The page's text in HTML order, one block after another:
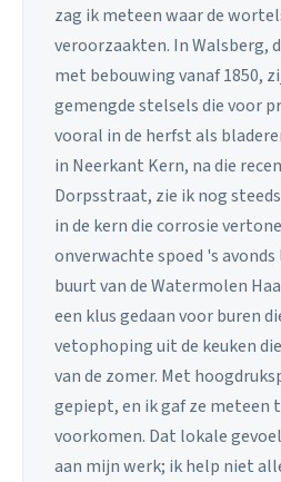
zag ik meteen waar de
veroorzaakten. In Walsberg,
met bebouwing vanaf 1850,
gemengde stelsels die voor
vooral in de herfst als
in Neerkant Kern, na die
Dorpsstraat, zie ik nog
in de kern die corrosie
onverwachte spoed 's
buurt van de Watermolen
een klus gedaan voor buren
vetophoping uit de keuken
van de zomer. Met
gepiept, en ik gaf ze meteen
voorkomen. Dat lokale
aan mijn werk; ik help niet